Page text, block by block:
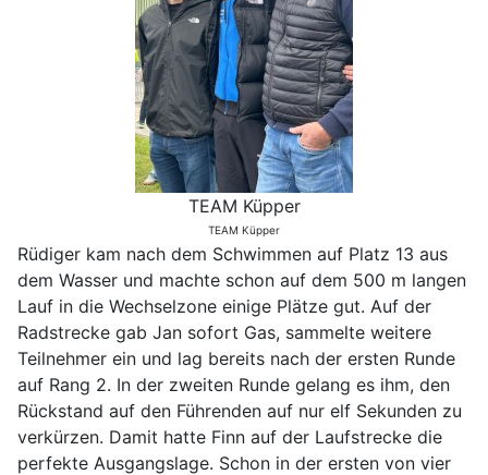
TEAM Küpper
TEAM Küpper
Rüdiger kam nach dem Schwimmen auf Platz 13 aus
dem Wasser und machte schon auf dem 500 m langen
Lauf in die Wechselzone einige Plätze gut. Auf der
Radstrecke gab Jan sofort Gas, sammelte weitere
Teilnehmer ein und lag bereits nach der ersten Runde
auf Rang 2. In der zweiten Runde gelang es ihm, den
Rückstand auf den Führenden auf nur elf Sekunden zu
verkürzen. Damit hatte Finn auf der Laufstrecke die
perfekte Ausgangslage. Schon in der ersten von vier